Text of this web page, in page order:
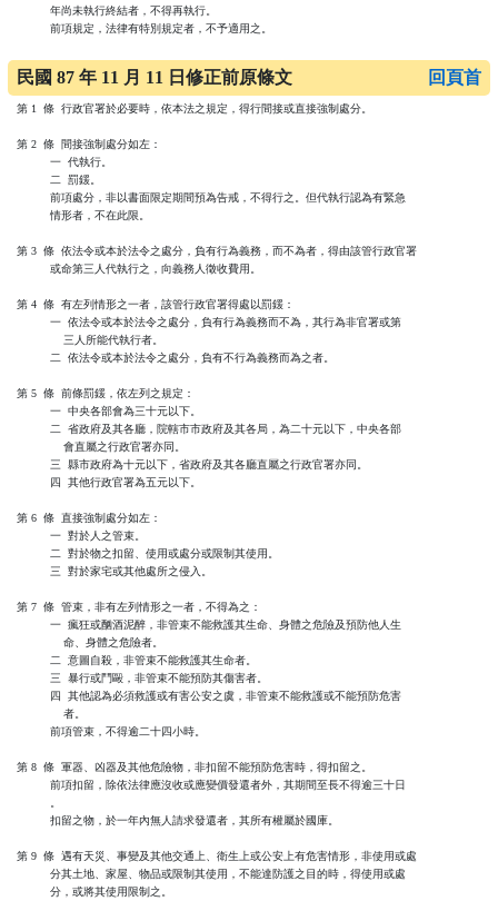
          年尚未執行終結者，不得再執行。
          前項規定，法律有特別規定者，不予適用之。
民國 87 年 11 月 11 日修正前原條文 回頁首
第 1  條  行政官署於必要時，依本法之規定，得行間接或直接強制處分。
第 2  條  間接強制處分如左：
          一  代執行。
          二  罰鍰。
          前項處分，非以書面限定期間預為告戒，不得行之。但代執行認為有緊急
          情形者，不在此限。
第 3  條  依法令或本於法令之處分，負有行為義務，而不為者，得由該管行政官署
          或命第三人代執行之，向義務人徵收費用。
第 4  條  有左列情形之一者，該管行政官署得處以罰鍰：
          一  依法令或本於法令之處分，負有行為義務而不為，其行為非官署或第
              三人所能代執行者。
          二  依法令或本於法令之處分，負有不行為義務而為之者。
第 5  條  前條罰鍰，依左列之規定：
          一  中央各部會為三十元以下。
          二  省政府及其各廳，院轄市市政府及其各局，為二十元以下，中央各部
              會直屬之行政官署亦同。
          三  縣市政府為十元以下，省政府及其各廳直屬之行政官署亦同。
          四  其他行政官署為五元以下。
第 6  條  直接強制處分如左：
          一  對於人之管束。
          二  對於物之扣留、使用或處分或限制其使用。
          三  對於家宅或其他處所之侵入。
第 7  條  管束，非有左列情形之一者，不得為之：
          一  瘋狂或酗酒泥醉，非管束不能救護其生命、身體之危險及預防他人生
              命、身體之危險者。
          二  意圖自殺，非管束不能救護其生命者。
          三  暴行或鬥毆，非管束不能預防其傷害者。
          四  其他認為必須救護或有害公安之虞，非管束不能救護或不能預防危害
              者。
          前項管束，不得逾二十四小時。
第 8  條  軍器、凶器及其他危險物，非扣留不能預防危害時，得扣留之。
          前項扣留，除依法律應沒收或應變價發還者外，其期間至長不得逾三十日
          。
          扣留之物，於一年內無人請求發還者，其所有權屬於國庫。
第 9  條  遇有天災、事變及其他交通上、衛生上或公安上有危害情形，非使用或處
          分其土地、家屋、物品或限制其使用，不能達防護之目的時，得使用或處
          分，或將其使用限制之。